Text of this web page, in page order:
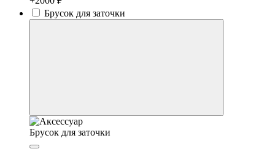
Брусок для заточки
Брусок для заточки